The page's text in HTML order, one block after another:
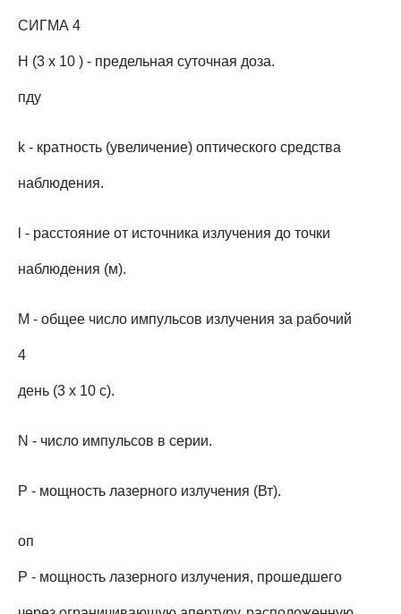
СИГМА 4
H (3 x 10 ) - предельная суточная доза.
пду
k - кратность (увеличение) оптического средства
наблюдения.
l - расстояние от источника излучения до точки
наблюдения (м).
M - общее число импульсов излучения за рабочий
4
день (3 x 10 с).
N - число импульсов в серии.
P - мощность лазерного излучения (Вт).
оп
P - мощность лазерного излучения, прошедшего